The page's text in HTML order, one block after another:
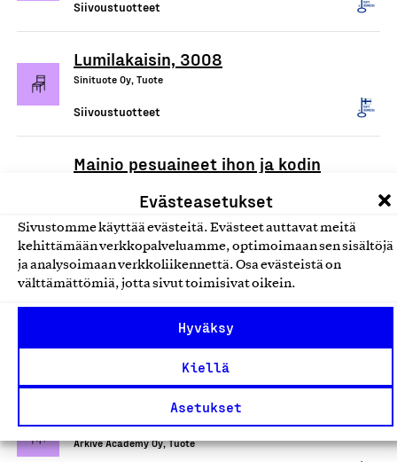
Evästeasetukset
Sivustomme käyttää evästeitä. Evästeet auttavat meitä
kehittämään verkkopalveluamme, optimoimaan sen sisältöjä
ja analysoimaan verkkoliikennettä. Osa evästeistä on
välttämättömiä, jotta sivut toimisivat oikein.
Hyväksy
Kiellä
Asetukset
Siivoustuotteet
Lumilakaisin, 3008
Sinituote Oy, Tuote
Siivoustuotteet
Mainio pesuaineet ihon ja kodin
Hamina Handmade Oy, Tuote
Siivoustuotteet
Ecotex/Devteks kuituliinat
Siivoustuotteet
Arkivé Care -tahrasaippua
(tuoksuton)
Arkivé Academy Oy, Tuote